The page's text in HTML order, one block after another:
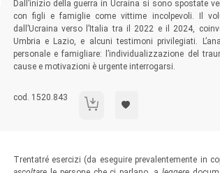
Dall’inizio della guerra in Ucraina si sono spostate
con figli e famiglie come vittime incolpevoli. Il
dall’Ucraina verso l’Italia tra il 2022 e il 2024,
Umbria e Lazio, e alcuni testimoni privilegiati.
personale e famigliare: l’individualizzazione del
cause e motivazioni è urgente interrogarsi.
Codice libro:
cod. 1520.843 Guerra in Ucraina e mutamento
Sommario:
Trentatré esercizi (da eseguire prevalentemente in